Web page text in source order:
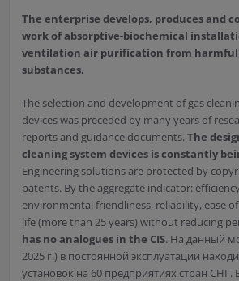
The enterprise develops, produces and
work of absorptive-biochemical
ventilation air purification from harmful
substances.
The selection and development of gas
devices was preceded by many years of
reports and guidance documents.The
cleaning system devices is constantly
Engineering solutions are protected by
patents. By the aggregate indicator:
environmental friendliness, reliability, ease
life (more than 25 years) without reducing
has no analogues in the CIS. На данный
2025 г.) в постоянной эксплуатации
установок на 60 предприятиях стран СНГ.